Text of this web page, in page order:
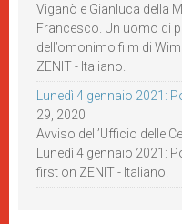
Viganò e Gianluca della
Francesco. Un uomo di
dell’omonimo film di
ZENIT - Italiano.
Lunedì 4 gennaio 2021:
29, 2020
Avviso dell’Ufficio delle
Lunedì 4 gennaio 2021:
first on ZENIT - Italiano.